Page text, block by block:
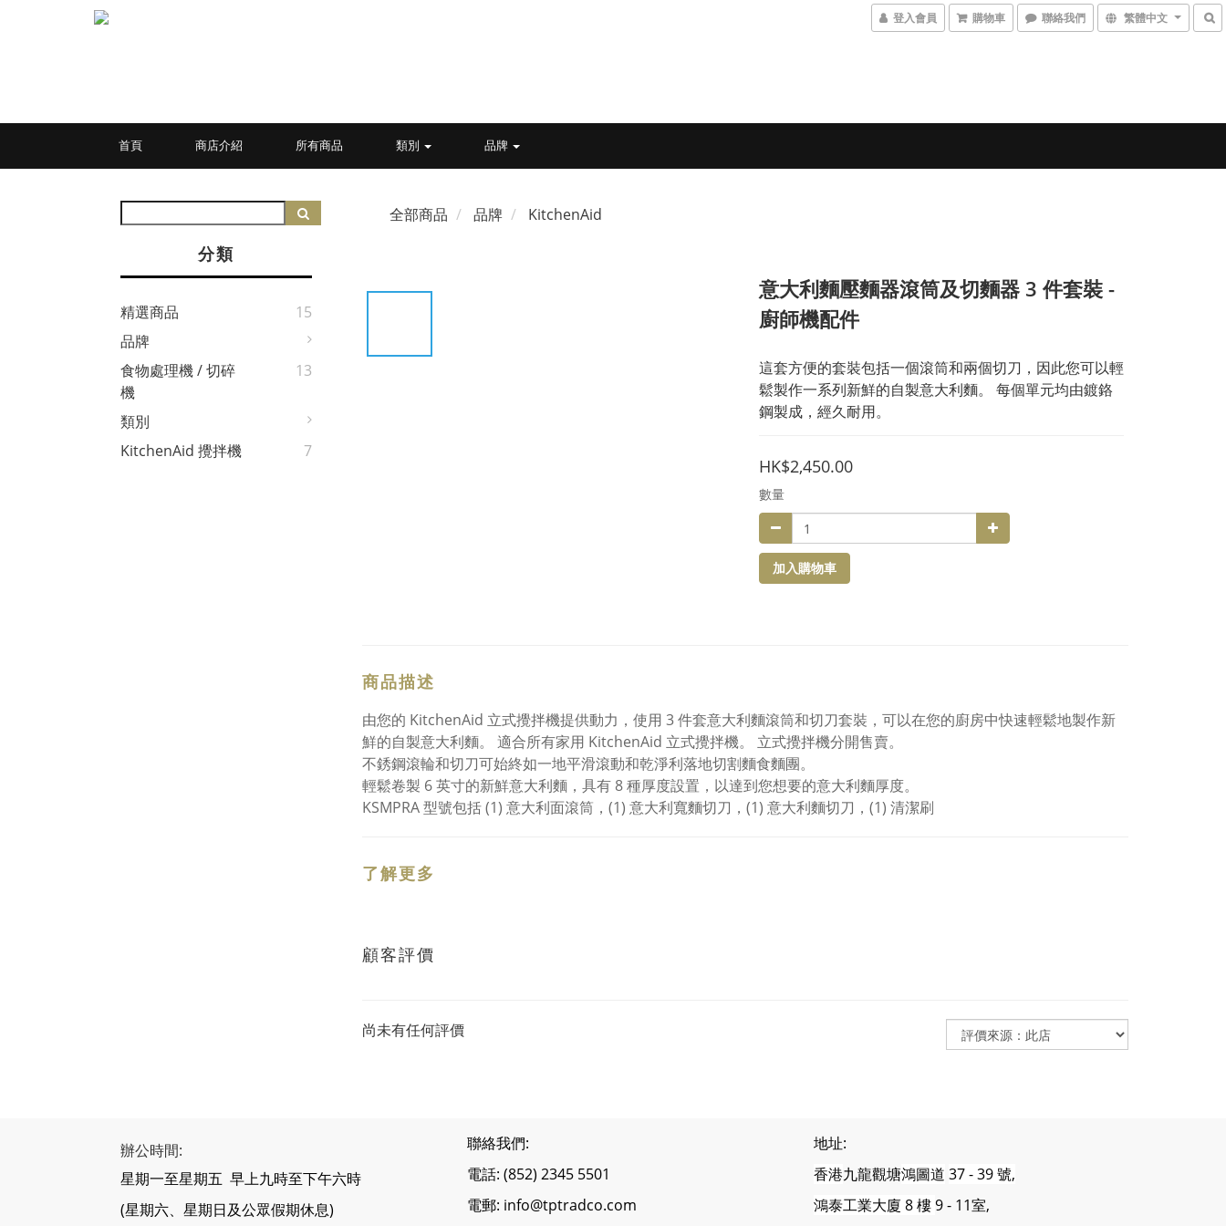
登入會員 購物車 聯絡我們 繁體中文
首頁 商店介紹 所有商品 類別 品牌
分類
精選商品
15
品牌
食物處理機 / 切碎
機
13
類別
KitchenAid 攪拌機
7
全部商品 品牌 KitchenAid
意大利麵壓麵器滾筒及切麵器 3 件套裝 -
廚師機配件
這套方便的套裝包括一個滾筒和兩個切刀，因此您可以輕
鬆製作一系列新鮮的自製意大利麵。 每個單元均由鍍鉻
鋼製成，經久耐用。
HK$2,450.00
數量
加入購物車
商品描述
由您的 KitchenAid 立式攪拌機提供動力，使用 3 件套意大利麵滾筒和切刀套裝，可以在您的廚房中快速輕鬆地製作新
鮮的自製意大利麵。 適合所有家用 KitchenAid 立式攪拌機。 立式攪拌機分開售賣。
不銹鋼滾輪和切刀可始終如一地平滑滾動和乾淨利落地切割麵食麵團。
輕鬆卷製 6 英寸的新鮮意大利麵，具有 8 種厚度設置，以達到您想要的意大利麵厚度。
KSMPRA 型號包括 (1) 意大利面滾筒，(1) 意大利寬麵切刀，(1) 意大利麵切刀，(1) 清潔刷
了解更多
顧客評價
尚未有任何評價
辦公時間:
星期一至星期五 早上九時至下午六時
(星期六、星期日及公眾假期休息)
聯絡我們:
電話: (852) 2345 5501
電郵: info@tptradco.com
地址:
香港九龍觀塘鴻圖道 37 - 39 號,
鴻泰工業大廈 8 樓9 - 11室,